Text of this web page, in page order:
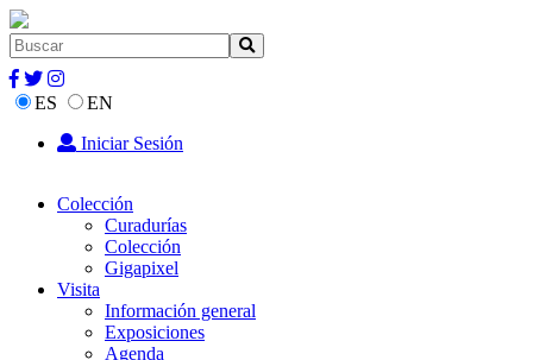
ES
EN
Iniciar Sesión
Colección
Curadurías
Colección
Gigapixel
Visita
Información general
Exposiciones
Agenda